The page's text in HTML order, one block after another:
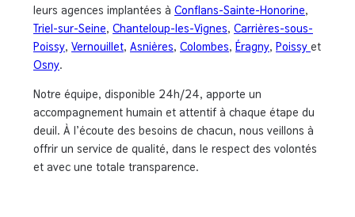
leurs agences implantées à Conflans-Sainte-Honorine,
Triel-sur-Seine, Chanteloup-les-Vignes, Carrières-sous-
Poissy, Vernouillet, Asnières, Colombes, Éragny, Poissy et
Osny.
Notre équipe, disponible 24h/24, apporte un
accompagnement humain et attentif à chaque étape du
deuil. À l’écoute des besoins de chacun, nous veillons à
offrir un service de qualité, dans le respect des volontés
et avec une totale transparence.